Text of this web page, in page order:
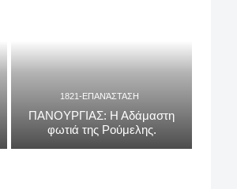
1821-ΕΠΑΝΆΣΤΑΣΗ
ΠΑΝΟΥΡΓΙΑΣ: Η Αδάμαστη
φωτιά της Ρούμελης.